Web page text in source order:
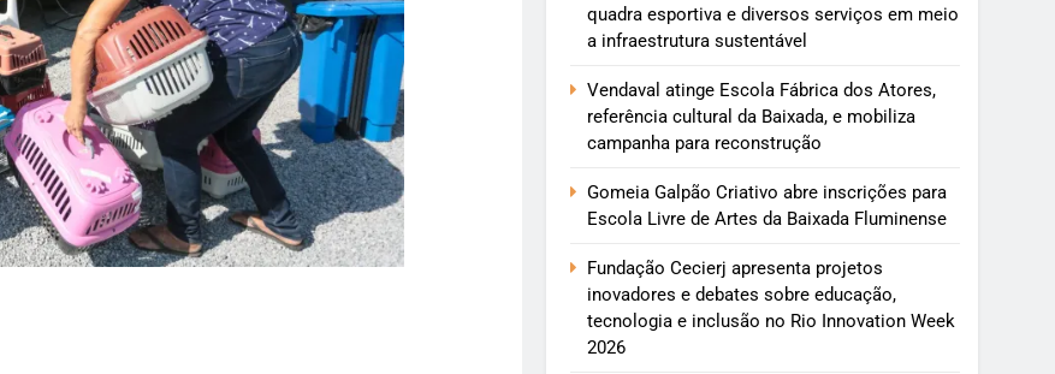
quadra esportiva e diversos serviços em meio
a infraestrutura sustentável
Vendaval atinge Escola Fábrica dos Atores,
referência cultural da Baixada, e mobiliza
campanha para reconstrução
Gomeia Galpão Criativo abre inscrições para
Escola Livre de Artes da Baixada Fluminense
Fundação Cecierj apresenta projetos
inovadores e debates sobre educação,
tecnologia e inclusão no Rio Innovation Week
2026